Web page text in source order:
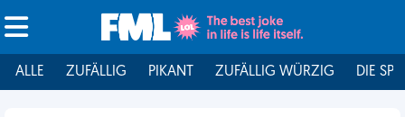
ALLE ZUFÄLLIG PIKANT ZUFÄLLIG WÜRZIG DIE